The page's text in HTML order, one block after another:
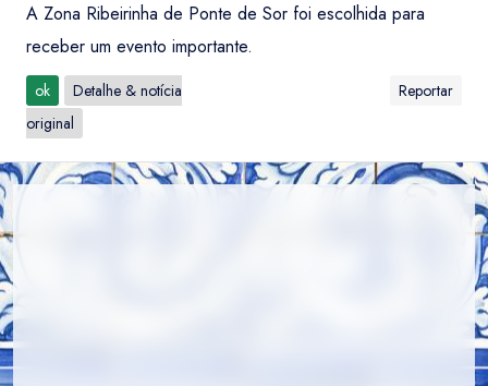
A Zona Ribeirinha de Ponte de Sor foi escolhida para
receber um evento importante.
ok
Detalhe & notícia
original
Reportar